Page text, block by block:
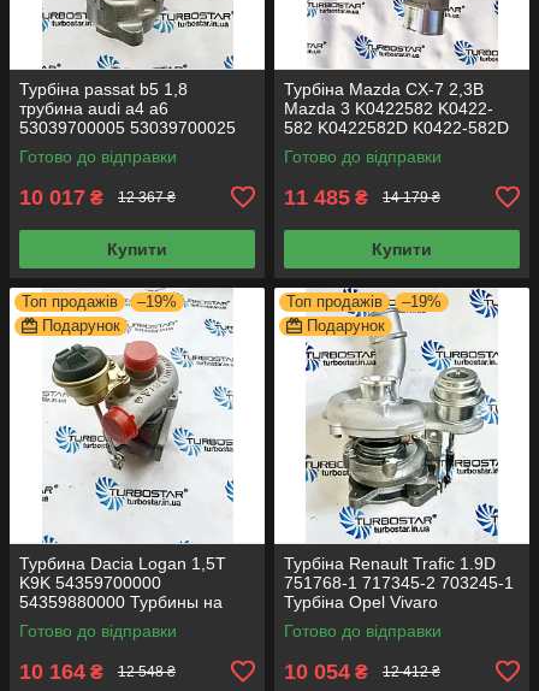
Турбіна passat b5 1,8
трубина audi a4 a6
53039700005 53039700025
53039700029 058145703J
058145703N
Готово до відправки
10 017 ₴ 12 367 ₴
Купити
Турбіна Mazda CX-7 2,3B
Mazda 3 K0422582 K0422-
582 K0422582D K0422-582D
Mazda cx7 турбіна Турбіна
мазда сх7
Готово до відправки
11 485 ₴ 14 179 ₴
Купити
Топ продажів
–19%
Подарунок
Турбина Dacia Logan 1,5Т
K9K 54359700000
54359880000 Турбины на
Dacia Logan Турбіни на Dacia
Logan
Готово до відправки
10 164 ₴ 12 548 ₴
Топ продажів
–19%
Подарунок
Турбіна Renault Trafic 1.9D
751768-1 717345-2 703245-1
Турбіна Opel Vivaro
Готово до відправки
10 054 ₴ 12 412 ₴